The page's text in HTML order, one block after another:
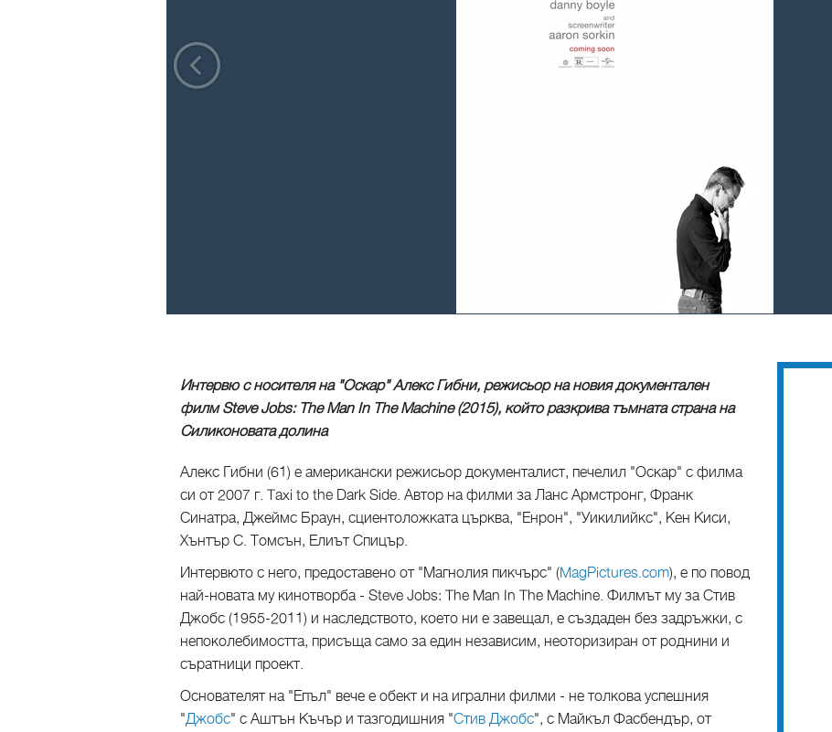
Интервю с носителя на "Оскар" Алекс Гибни, режисьор на новия документален
филм Steve Jobs: The Man In The Machine (2015), който разкрива тъмната страна на
Силиконовата долина
Алекс Гибни (61) е американски режисьор документалист, печелил "Оскар" с филма
си от 2007 г. Taxi to the Dark Side. Автор на филми за Ланс Армстронг, Франк
Синатра, Джеймс Браун, сциентоложката църква, "Енрон", "Уикилийкс", Кен Киси,
Хънтър С. Томсън, Елиът Спицър.
Интервюто с него, предоставено от "Магнолия пикчърс" (MagPictures.com), е по повод
най-новата му кинотворба - Steve Jobs: The Man In The Machine. Филмът му за Стив
Джобс (1955-2011) и наследството, което ни е завещал, е създаден без задръжки, с
непоколебимостта, присъща само за един независим, неоторизиран от роднини и
съратници проект.
Основателят на "Епъл" вече е обект и на игрални филми - не толкова успешния
"Джобс" с Аштън Къчър и тазгодишния "Стив Джобс", с Майкъл Фасбендър, от